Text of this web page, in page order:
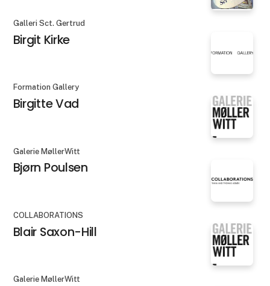
Galleri Sct. Gertrud
Birgit Kirke
Formation Gallery
Birgitte Vad
Galerie MøllerWitt
Bjørn Poulsen
COLLABORATIONS
Blair Saxon-Hill
Galerie MøllerWitt